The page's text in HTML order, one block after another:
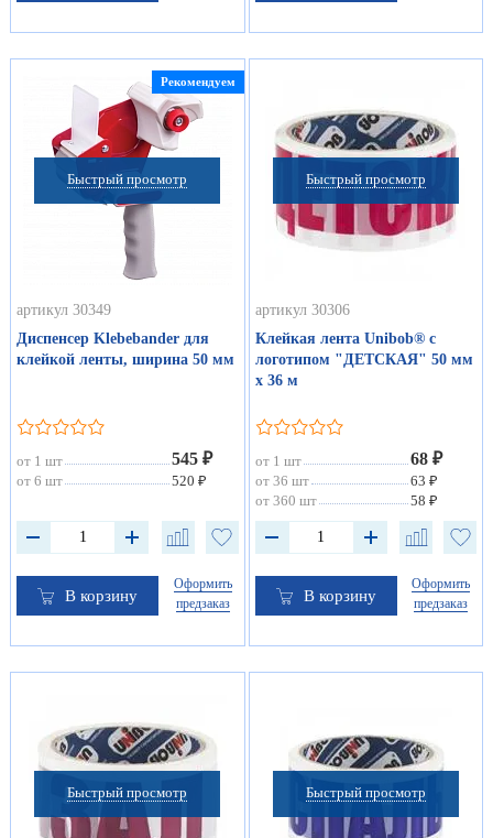
Быстрый просмотр
Рекомендуем
артикул 30349
Диспенсер Klebebander для
клейкой ленты, ширина 50 мм
от 1 шт 545 ₽
от 6 шт 520 ₽
В корзину
Оформить
предзаказ
Быстрый просмотр
артикул 30306
Клейкая лента Unibob® с
логотипом "ДЕТСКАЯ" 50 мм
х 36 м
от 1 шт 68 ₽
от 36 шт
63 ₽
от 360 шт
58 ₽
В корзину
Оформить
предзаказ
Быстрый просмотр Быстрый просмотр